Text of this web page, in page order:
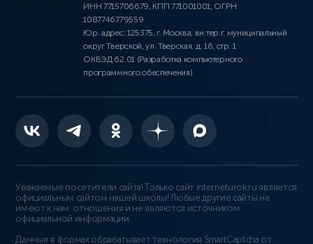
ИНН 7715706679, КПП 771001001, ОГРН
1087746779559
Юр. адрес: 125375, г. Москва, вн.тер.г. муниципальный
округ Тверской, ул. Тверская, д. 16, стр. 1
ОКВЭД 62.01 (Разработка компьютерного
программного обеспечения)
Уважаемые посетители сайта! Только сайт interneturok.ru является
официальным сайтом нашей школы! Любые другие сайты не
имеют к нам отношения и не являются источником
официальной информации.
Данные в формах обрабатывает технология SmartCaptcha от